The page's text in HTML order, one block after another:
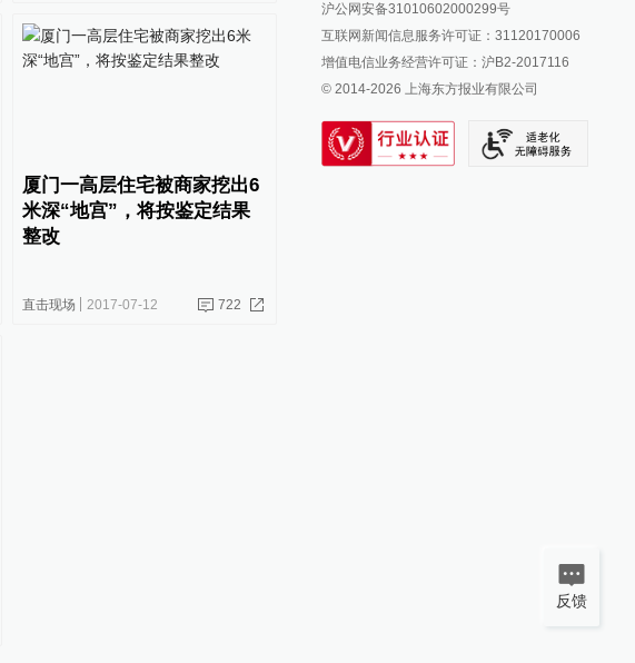
厦门一高层住宅被商家挖出6
米深“地宫”，将按鉴定结果
整改
直击现场 2017-07-12 722
澎湃新闻抖音号
派生万物开放平台
IP SHANGHAI
SIXTH TONE
沪公网安备31010602000299号
互联网新闻信息服务许可证：31120170006
增值电信业务经营许可证：沪B2-2017116
© 2014-2026 上海东方报业有限公司
反馈